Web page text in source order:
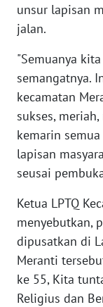
unsur lapisan
jalan.
"Semuanya
semangatnya.
kecamatan
sukses,
kemarin
lapisan
seusai
Ketua LPTQ
menyebutkan,
dipusatkan di
Meranti
ke 55, Kita
Religius dan
WN
WN
SERAMBI
WN
JAMBI
SULTRA
WN
NTB
WN